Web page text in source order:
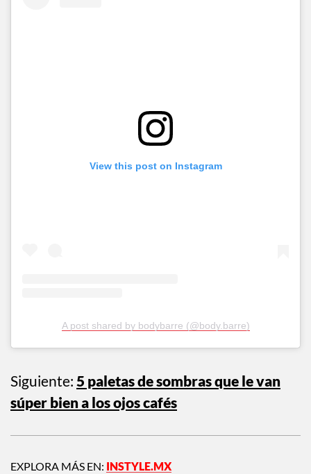
View this post on Instagram
A post shared by bodybarre (@body.barre)
Siguiente: 5 paletas de sombras que le van
súper bien a los ojos cafés
EXPLORA MÁS EN: INSTYLE.MX